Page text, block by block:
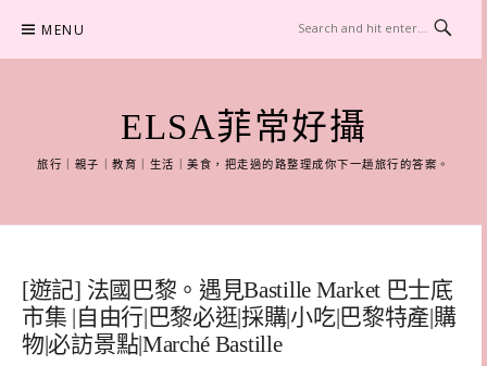
content
MENU
ELSA菲常好攝
旅行｜親子｜教育｜生活｜美食，把走過的路整理成你下一趟旅行的答案。
[遊記] 法國巴黎。遇見Bastille Market 巴士底
市集 |自由行|巴黎必逛|採購|小吃|巴黎特產|購
物|必訪景點|Marché Bastille